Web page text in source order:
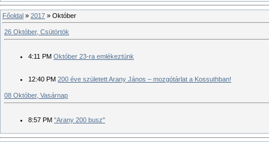
Főoldal » 2017 » Október
26 Október, Csütörtök
4:11 PM Október 23-ra emlékeztünk
12:40 PM 200 éve született Arany János – mozgótárlat a Kossuthban!
08 Október, Vasárnap
8:57 PM "Arany 200 busz"